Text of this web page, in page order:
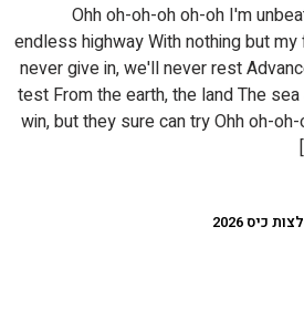
Ohh oh-oh-oh oh-oh I'm
endless highway With nothing but
never give in, we'll never rest
test From the earth, the land The
win, but they sure can try Ohh oh-
כיס 2026